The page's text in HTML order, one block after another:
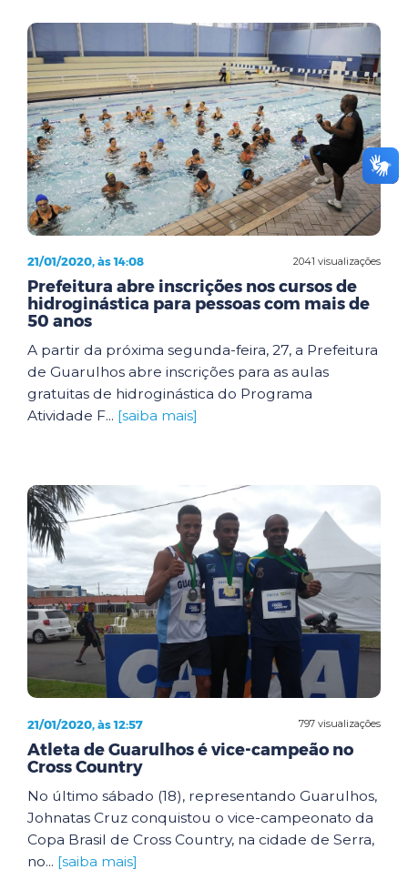
2041 visualizações
21/01/2020, às 14:08
Prefeitura abre inscrições nos cursos de
hidroginástica para pessoas com mais de
50 anos
A partir da próxima segunda-feira, 27, a Prefeitura
de Guarulhos abre inscrições para as aulas
gratuitas de hidroginástica do Programa
Atividade F... [saiba mais]
797 visualizações
21/01/2020, às 12:57
Atleta de Guarulhos é vice-campeão no
Cross Country
No último sábado (18), representando Guarulhos,
Johnatas Cruz conquistou o vice-campeonato da
Copa Brasil de Cross Country, na cidade de Serra,
no... [saiba mais]